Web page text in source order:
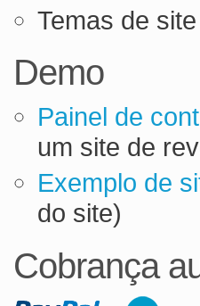
Temas de
Demo
Painel de
um site de
Exemplo de
do site)
Cobrança